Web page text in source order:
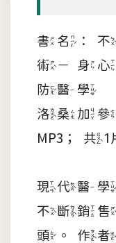
書名：
術－身
防醫學
洛桑加
MP3；共
現代醫
不斷銷
頭。作